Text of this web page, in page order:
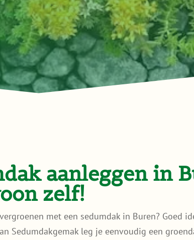
aanleggen in
zelf!
met een sedumdak in Buren? Goed
Sedumdakgemak leg je eenvoudig een